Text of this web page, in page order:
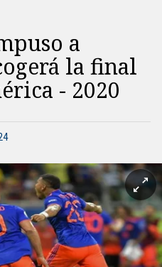
a
la final
- 2020